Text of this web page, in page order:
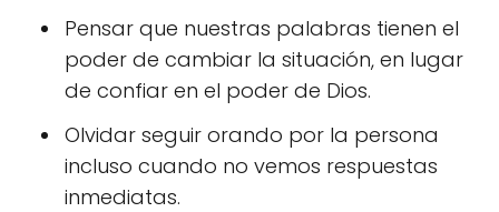
Pensar que nuestras palabras tienen el
poder de cambiar la situación, en lugar
de confiar en el poder de Dios.
Olvidar seguir orando por la persona
incluso cuando no vemos respuestas
inmediatas.